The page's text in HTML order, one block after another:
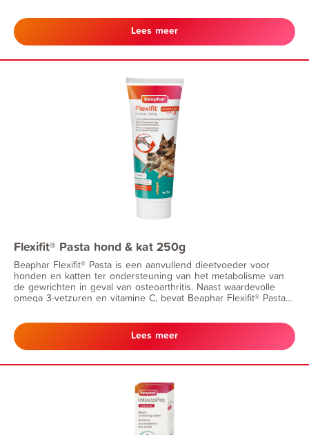
overwogen voor gebruik in verschillende dagelijkse situaties,
bijvoorbeeld: · Veranderingen in dagelijkse routines of omgeving
· Reacties op lawaai of een onbekende omgeving · Andere
situaties, zoals reizen of een nieuwe omgeving ·
Lees meer
Flexifit® Pasta hond & kat 250g
Beaphar Flexifit® Pasta is een aanvullend dieetvoeder voor
honden en katten ter ondersteuning van het metabolisme van
de gewrichten in geval van osteoarthritis. Naast waardevolle
omega 3-vetzuren en vitamine C, bevat Beaphar Flexifit® Pasta
gezonde gewrichten. Dit helpt huisdieren soepel te bewegen
en een actief leven te leiden. Beaphar Flexifit® Pasta wordt
aanbevolen voor honden en katten die extra ondersteuning van
de gewrichten nodig hebben en/of ouder of zeer actief zijn.
Lees meer